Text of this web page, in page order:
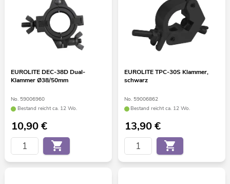
EUROLITE DEC-38D Dual-
Klammer Ø38/50mm
No. 59006960
Bestand reicht ca. 12 Wo.
10,90€
EUROLITE TPC-30S Klammer,
schwarz
No. 59006862
Bestand reicht ca. 12 Wo.
13,90€